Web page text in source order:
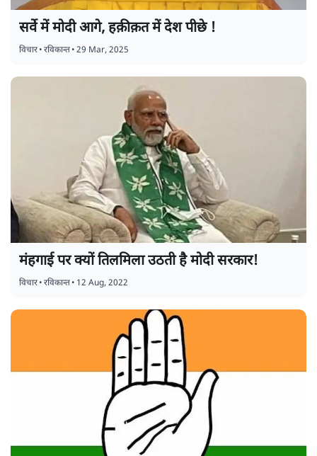
सर्वे में मोदी आगे, हक़ीक़त में देश पीछे !
विचार•रविकान्त•29 Mar, 2025
मंहगाई पर क्यों तिलमिला उठती है मोदी सरकार!
विचार•रविकान्त• 12 Aug, 2022